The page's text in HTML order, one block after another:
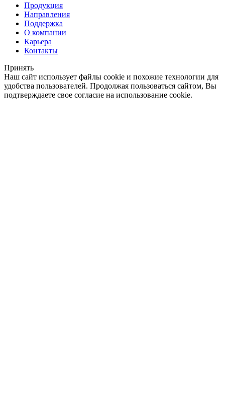
Продукция
Направления
Поддержка
О компании
Карьера
Контакты
Принять
Наш сайт использует файлы cookie и похожие технологии для
удобства пользователей. Продолжая пользоваться сайтом, Вы
подтверждаете свое согласие на использование cookie.